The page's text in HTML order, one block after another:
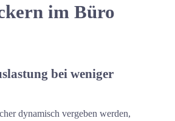
im Büro
bei weniger
dynamisch vergeben werden,